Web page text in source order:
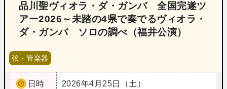
品川聖ヴィオラ・ダ・ガンバ 全国完遂ツ
アー2026～未踏の4県で奏でるヴィオラ・
ダ・ガンバ ソロの調べ（福井公演）
弦・管楽器
日時
2026年4月25日（土）